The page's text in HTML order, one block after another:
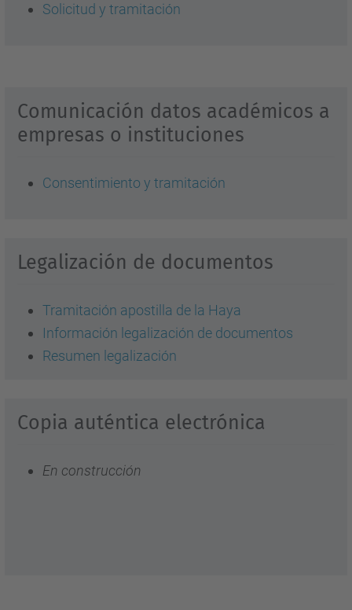
Solicitud y tramitación
Comunicación datos académicos a
empresas o instituciones
Consentimiento y tramitación
Legalización de documentos
Tramitación apostilla de la Haya
Información legalización de documentos
Resumen legalización
Copia auténtica electrónica
En construcción